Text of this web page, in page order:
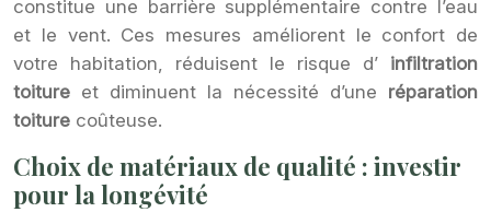
constitue une barrière supplémentaire contre l’eau
et le vent. Ces mesures améliorent le confort de
votre habitation, réduisent le risque d’ infiltration
toiture et diminuent la nécessité d’une réparation
toiture coûteuse.
Choix de matériaux de qualité : investir
pour la longévité